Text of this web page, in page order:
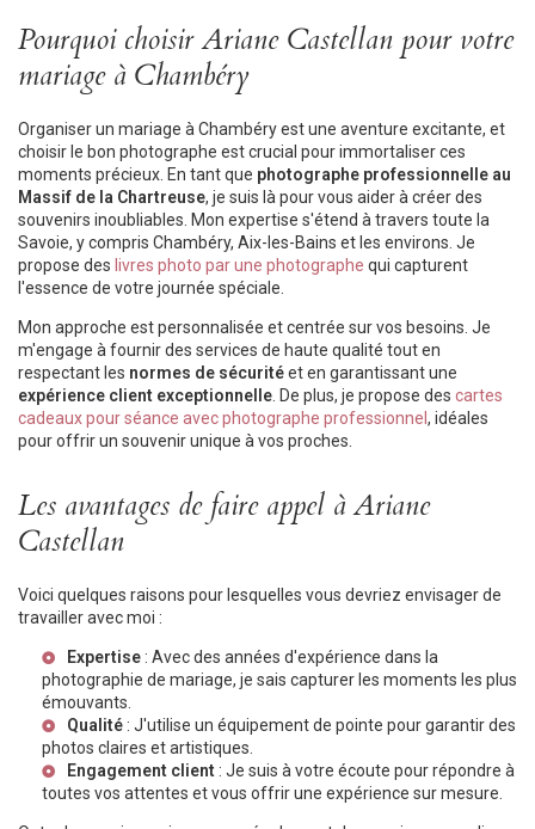
Pourquoi choisir Ariane Castellan pour votre
mariage à Chambéry
Organiser un mariage à Chambéry est une aventure excitante, et
choisir le bon photographe est crucial pour immortaliser ces
moments précieux. En tant que photographe professionnelle au
Massif de la Chartreuse, je suis là pour vous aider à créer des
souvenirs inoubliables. Mon expertise s'étend à travers toute la
Savoie, y compris Chambéry, Aix-les-Bains et les environs. Je
propose des livres photo par une photographe qui capturent
l'essence de votre journée spéciale.
Mon approche est personnalisée et centrée sur vos besoins. Je
m'engage à fournir des services de haute qualité tout en
respectant les normes de sécuritéet en garantissant une
expérience client exceptionnelle . De plus, je propose des cartes
cadeaux pour séance avec photographe professionnel , idéales
pour offrir un souvenir unique à vos proches.
Les avantages de faire appel à Ariane
Castellan
Voici quelques raisons pour lesquelles vous devriez envisager de
travailler avec moi :
Expertise : Avec des années d'expérience dans la
photographie de mariage, je sais capturer les moments les plus
émouvants.
Qualité : J'utilise un équipement de pointe pour garantir des
photos claires et artistiques.
Engagement client : Je suis à votre écoute pour répondre à
toutes vos attentes et vous offrir une expérience sur mesure.